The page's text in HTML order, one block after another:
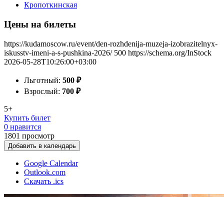
Кропоткинская
Цены на билеты
https://kudamoscow.ru/event/den-rozhdenija-muzeja-izobrazitelnyx-
iskusstv-imeni-a-s-pushkina-2026/ 500 https://schema.org/InStock
2026-05-28T10:26:00+03:00
Льготный: 500 ₽
Взрослый: 700 ₽
5+
Купить билет
0 нравится
1801 просмотр
Добавить в календарь
Google Calendar
Outlook.com
Скачать .ics